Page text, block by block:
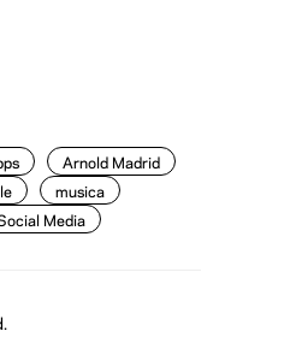
Arnold Madrid
musica
Media